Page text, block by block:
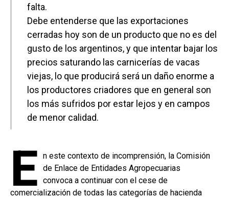
falta.
Debe entenderse que las exportaciones
cerradas hoy son de un producto que no es del
gusto de los argentinos, y que intentar bajar los
precios saturando las carnicerías de vacas
viejas, lo que producirá será un daño enorme a
los productores criadores que en general son
los más sufridos por estar lejos y en campos
de menor calidad.
E n este contexto de incomprensión, la Comisión
de Enlace de Entidades Agropecuarias
convoca a continuar con el cese de
comercialización de todas las categorías de hacienda